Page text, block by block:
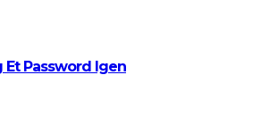
Password Igen